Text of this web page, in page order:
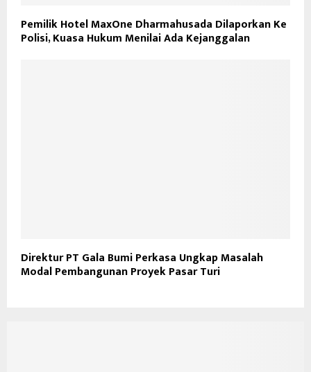
Pemilik Hotel MaxOne Dharmahusada Dilaporkan Ke
Polisi, Kuasa Hukum Menilai Ada Kejanggalan
Direktur PT Gala Bumi Perkasa Ungkap Masalah
Modal Pembangunan Proyek Pasar Turi